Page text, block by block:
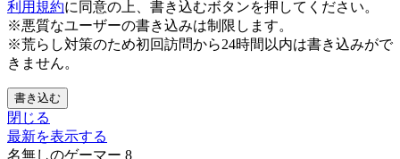
利用規約に同意の上、書き込むボタンを押してください。
※悪質なユーザーの書き込みは制限します。
※荒らし対策のため初回訪問から24時間以内は書き込みがで
きません。
書き込む
閉じる
最新を表示する
名無しのゲーマー 8